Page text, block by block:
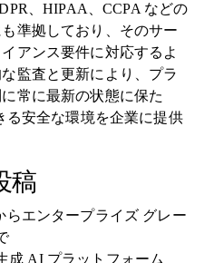
、HIPAA、CCPA などの
準拠しており、そのサー
アンス要件に対応するよ
監査と更新により、プラ
常に最新の状態に保た
安全な環境を企業に提供
稿
らエンタープライズ グレー
成 AI プラットフォーム